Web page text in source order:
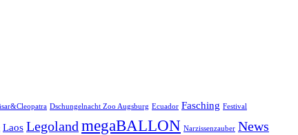
Dschungelnacht Zoo Augsburg Ecuador Fasching Festival
Laos Legoland megaBALLON Narzissenzauber News